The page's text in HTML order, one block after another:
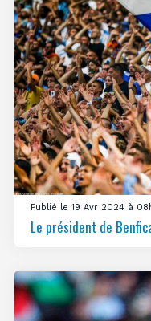
Publié le 19 Avr 2024 à
Le président de